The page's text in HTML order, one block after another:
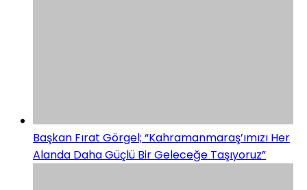
Başkan Fırat Görgel; “Kahramanmaraş’ımızı Her
Alanda Daha Güçlü Bir Geleceğe Taşıyoruz”